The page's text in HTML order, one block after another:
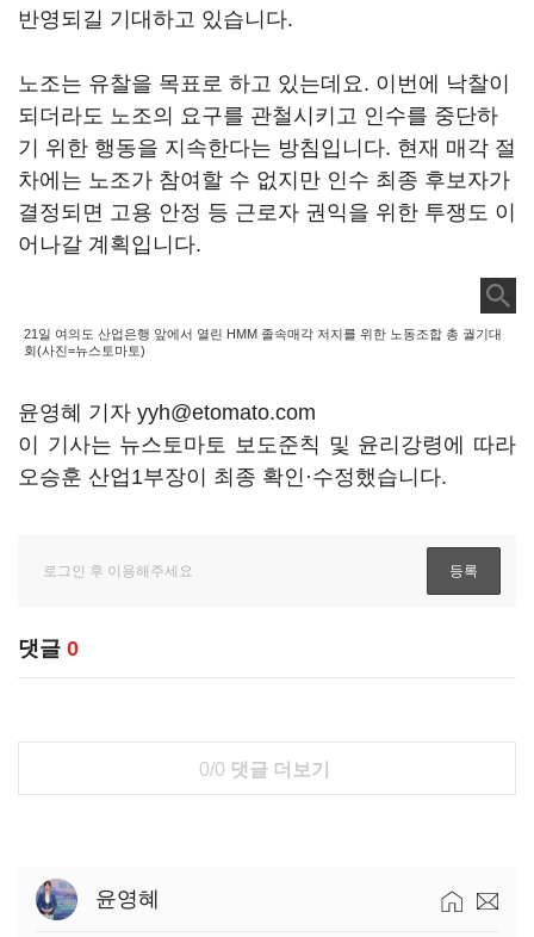
반영되길 기대하고 있습니다.
노조는 유찰을 목표로 하고 있는데요. 이번에 낙찰이
되더라도 노조의 요구를 관철시키고 인수를 중단하
기 위한 행동을 지속한다는 방침입니다. 현재 매각 절
차에는 노조가 참여할 수 없지만 인수 최종 후보자가
결정되면 고용 안정 등 근로자 권익을 위한 투쟁도 이
어나갈 계획입니다.
21일 여의도 산업은행 앞에서 열린 HMM 졸속매각 저지를 위한 노동조합 총 궐기대
회(사진=뉴스토마토)
윤영혜 기자 yyh@etomato.com
이 기사는 뉴스토마토 보도준칙 및 윤리강령에 따라
오승훈 산업1부장이 최종 확인·수정했습니다.
댓글 0
0/0 댓글 더보기
윤영혜